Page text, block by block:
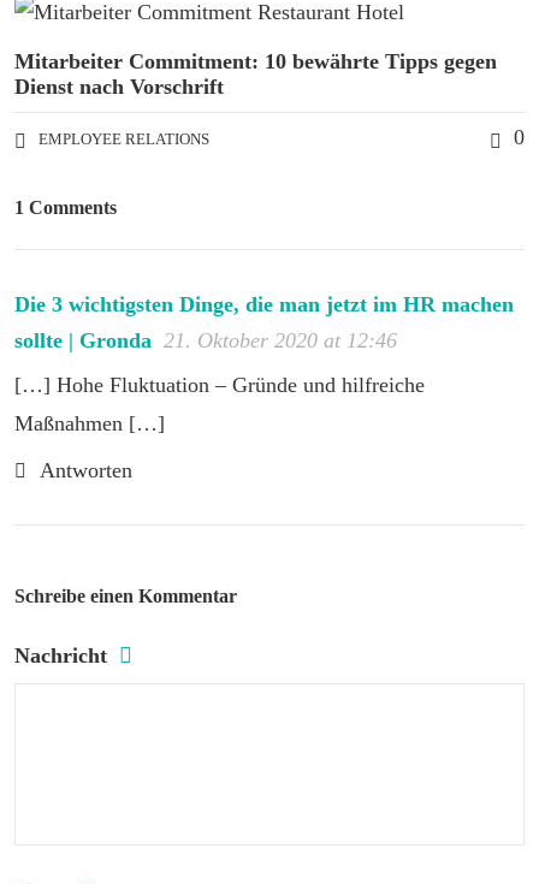
Mitarbeiter Commitment: 10 bewährte Tipps gegen
Dienst nach Vorschrift
EMPLOYEE RELATIONS 0
1 Comments
Die 3 wichtigsten Dinge, die man jetzt im HR machen
sollte | Gronda 21. Oktober 2020 at 12:46
[…] Hohe Fluktuation – Gründe und hilfreiche
Maßnahmen […]
Antworten
Schreibe einen Kommentar
Nachricht